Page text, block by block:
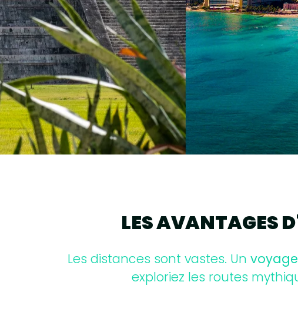
LES AVANTAGES
Les distances sont vastes. Un
exploriez les routes